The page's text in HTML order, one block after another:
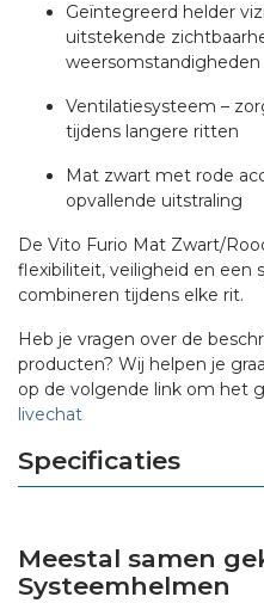
Geïntegreerd helder
uitstekende
weersomstandigheden
Ventilatiesysteem –
tijdens langere ritten
Mat zwart met rode
opvallende uitstraling
De Vito Furio Mat Zwart/
flexibiliteit, veiligheid en een
combineren tijdens elke rit.
Heb je vragen over de
producten? Wij helpen je
op de volgende link om het
livechat
Specificaties
Meestal samen
Systeemhelmen